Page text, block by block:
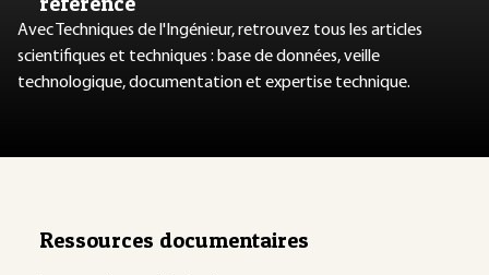
Avec Techniques de l'Ingénieur, retrouvez tous les articles
scientifiques et techniques : base de données, veille
technologique, documentation et expertise technique.
Ressources documentaires